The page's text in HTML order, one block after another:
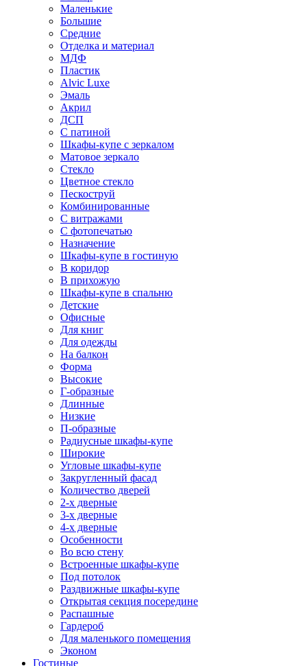
Маленькие
Большие
Средние
Отделка и материал
МДФ
Пластик
Alvic Luxe
Эмаль
Акрил
ДСП
С патиной
Шкафы-купе с зеркалом
Матовое зеркало
Стекло
Цветное стекло
Пескоструй
Комбинированные
С витражами
С фотопечатью
Назначение
Шкафы-купе в гостиную
В коридор
В прихожую
Шкафы-купе в спальню
Детские
Офисные
Для книг
Для одежды
На балкон
Форма
Высокие
Г-образные
Длинные
Низкие
П-образные
Радиусные шкафы-купе
Широкие
Угловые шкафы-купе
Закругленный фасад
Количество дверей
2-х дверные
3-х дверные
4-х дверные
Особенности
Во всю стену
Встроенные шкафы-купе
Под потолок
Раздвижные шкафы-купе
Открытая секция посередине
Распашные
Гардероб
Для маленького помещения
Эконом
Гостиные